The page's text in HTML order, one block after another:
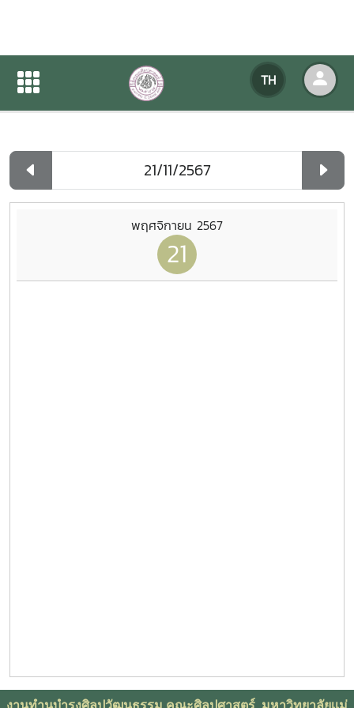
TH
ปฏิทินกิจกรรมของหน่วยงาน
ปฏิทินกิจกรรมของหน่วยงาน
พฤศจิกายน 2567
21
งานทำนุบำรุงศิลปวัฒนธรรม คณะศิลปศาสตร์ มหาวิทยาลัยเเม่